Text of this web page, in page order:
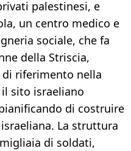
palestinesi, e
un centro medico e
sociale, che fa
della Striscia,
riferimento nella
sito israeliano
di costruire
La struttura
di soldati,